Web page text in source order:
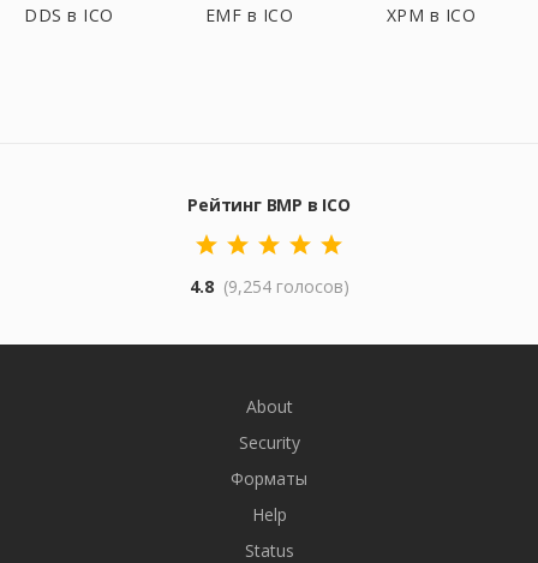
DDS в ICO EMF в ICO XPM в ICO
Рейтинг BMP в ICO
4.8 (9,254 голосов)
About
Security
Форматы
Help
Status